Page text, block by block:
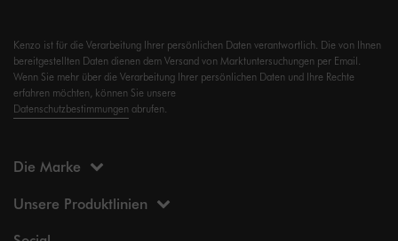
Kenzo ist für die Verarbeitung Ihrer persönlichen Daten verantwortlich. Die von Ihnen
bereitgestellten Daten dienen dem Versand von Marktuntersuchungen per Email.
Wenn Sie mehr über die Verarbeitung Ihrer persönlichen Daten und Ihre Rechte
erfahren möchten, können Sie unsere
Datenschutzbestimmungen abrufen.
Die Marke
Unsere Produktlinien